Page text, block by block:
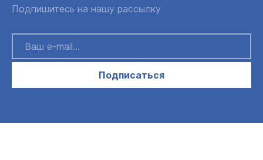
Подпишитесь на нашу рассылку
Подписаться